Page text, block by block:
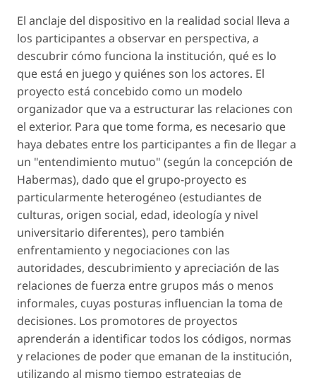
El anclaje del dispositivo en la realidad social lleva a
los participantes a observar en perspectiva, a
descubrir cómo funciona la institución, qué es lo
que está en juego y quiénes son los actores. El
proyecto está concebido como un modelo
organizador que va a estructurar las relaciones con
el exterior. Para que tome forma, es necesario que
haya debates entre los participantes a fin de llegar a
un "entendimiento mutuo" (según la concepción de
Habermas), dado que el grupo-proyecto es
particularmente heterogéneo (estudiantes de
culturas, origen social, edad, ideología y nivel
universitario diferentes), pero también
enfrentamiento y negociaciones con las
autoridades, descubrimiento y apreciación de las
relaciones de fuerza entre grupos más o menos
informales, cuyas posturas influencian la toma de
decisiones. Los promotores de proyectos
aprenderán a identificar todos los códigos, normas
y relaciones de poder que emanan de la institución,
utilizando al mismo tiempo estrategias de